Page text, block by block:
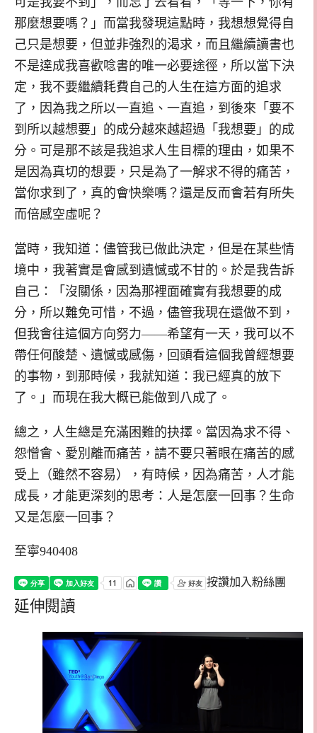
那麼想要嗎？」而當我發現這點時，我想想覺得自
己只是想要，但並非強烈的渴求，而且繼續讀書也
不是達成我喜歡唸書的唯一必要途徑，所以當下決
定，我不要繼續耗費自己的人生在這方面的追求
了，因為我之所以一直追、一直追，到後來「要不
到所以越想要」的成分越來越超過「我想要」的成
分。可是那不該是我追求人生目標的理由，如果不
是因為真切的想要，只是為了一解求不得的痛苦，
當你求到了，真的會快樂嗎？還是反而會若有所失
而倍感空虛呢？
當時，我知道：儘管我已做此決定，但是在某些情
境中，我著實是會感到遺憾或不甘的。於是我告訴
自己：「沒關係，因為那裡面確實有我想要的成
分，所以難免可惜，不過，儘管我現在還做不到，
但我會往這個方向努力——希望有一天，我可以不
帶任何酸楚、遺憾或感傷，回頭看這個我曾經想要
的事物，到那時候，我就知道：我已經真的放下
了。」而現在我大概已能做到八成了。
總之，人生總是充滿困難的抉擇。當因為求不得、
怨憎會、愛別離而痛苦，請不要只著眼在痛苦的感
受上（雖然不容易），有時候，因為痛苦，人才能
成長，才能更深刻的思考：人是怎麼一回事？生命
又是怎麼一回事？
至寧940408
按讚加入粉絲團
延伸閱讀